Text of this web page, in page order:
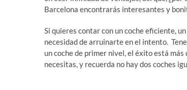
Barcelona encontrarás interesantes y
Si quieres contar con un coche eficiente,
necesidad de arruinarte en el intento.
un coche de primer nivel, el éxito está
necesitas, y recuerda no hay dos coches